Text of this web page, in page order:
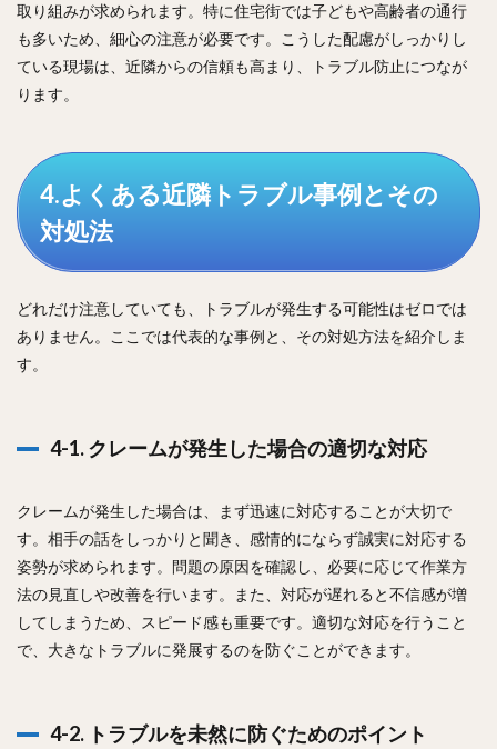
取り組みが求められます。特に住宅街では子どもや高齢者の通行
も多いため、細心の注意が必要です。こうした配慮がしっかりし
ている現場は、近隣からの信頼も高まり、トラブル防止につなが
ります。
4.よくある近隣トラブル事例とその
対処法
どれだけ注意していても、トラブルが発生する可能性はゼロでは
ありません。ここでは代表的な事例と、その対処方法を紹介しま
す。
4-1. クレームが発生した場合の適切な対応
クレームが発生した場合は、まず迅速に対応することが大切で
す。相手の話をしっかりと聞き、感情的にならず誠実に対応する
姿勢が求められます。問題の原因を確認し、必要に応じて作業方
法の見直しや改善を行います。また、対応が遅れると不信感が増
してしまうため、スピード感も重要です。適切な対応を行うこと
で、大きなトラブルに発展するのを防ぐことができます。
4-2. トラブルを未然に防ぐためのポイント